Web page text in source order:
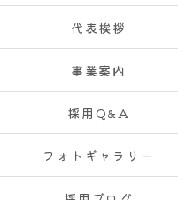
代表挨拶
事業案内
採用Q&A
フォトギャラリー